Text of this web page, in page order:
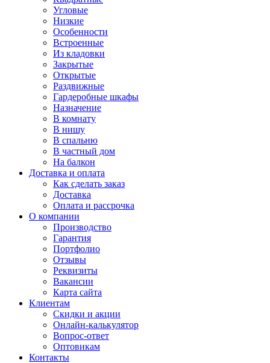
Угловые
Низкие
Особенности
Встроенные
Из кладовки
Закрытые
Открытые
Раздвижные
Гардеробные шкафы
Назначение
В комнату
В нишу
В спальню
В частный дом
На балкон
Доставка и оплата
Как сделать заказ
Доставка
Оплата и рассрочка
О компании
Производство
Гарантия
Портфолио
Отзывы
Реквизиты
Вакансии
Карта сайта
Клиентам
Скидки и акции
Онлайн-калькулятор
Вопрос-ответ
Оптовикам
Контакты